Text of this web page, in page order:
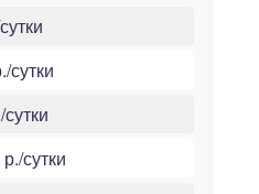
сутки
сутки